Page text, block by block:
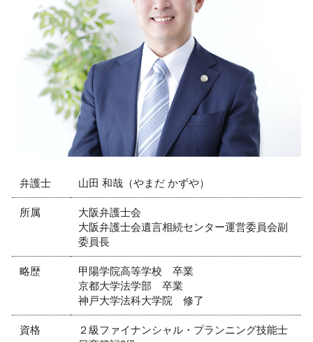
知的財産権 侵害
ベンチャー 弁護士
債権回収 会社 取立て
企業間 訴訟
退職 残業代 請求
債権回収の流れ
企業法務 弁護士 相談 西宮市
労働問題 弁護士 相談 神戸市
リーガルチェック 弁護士 相談 大阪市
顧問弁護士 弁護士 相談 西宮市
労働問題 弁護士 相談 西宮市
交通事故 弁護士 相談 神戸市
不動産トラブル 弁護士 相談 神戸市
離婚 弁護士 相談 西宮市
顧問弁護士 弁護士 相談 尼崎市
弁護士 山田 和哉（やまだ かずや）
所属
大阪弁護士会
大阪弁護士会遺言相続センター運営委員会副
委員長
略歴
甲陽学院高等学校 卒業
京都大学法学部 卒業
神戸大学法科大学院 修了
資格
２級ファイナンシャル・プランニング技能士